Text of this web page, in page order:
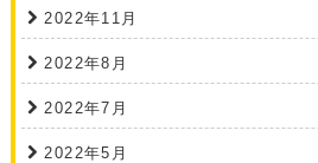
2022年11月
2022年8月
2022年7月
2022年5月